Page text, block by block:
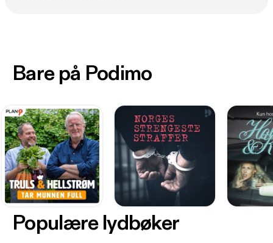
Bare på Podimo
Populære lydbøker